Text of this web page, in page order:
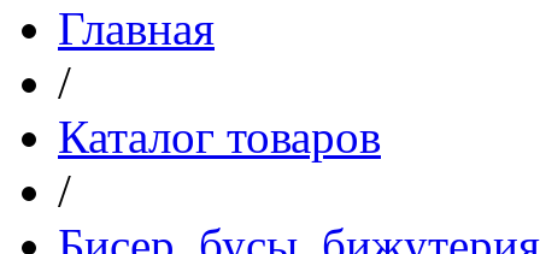
Главная
/
Каталог товаров
/